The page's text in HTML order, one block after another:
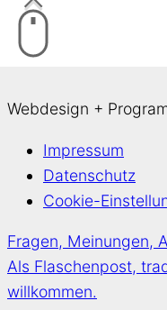
Webdesign +
Impressum
Datenschutz
Cookie-
Fragen, Meinungen,
Als Flaschenpost,
willkommen.